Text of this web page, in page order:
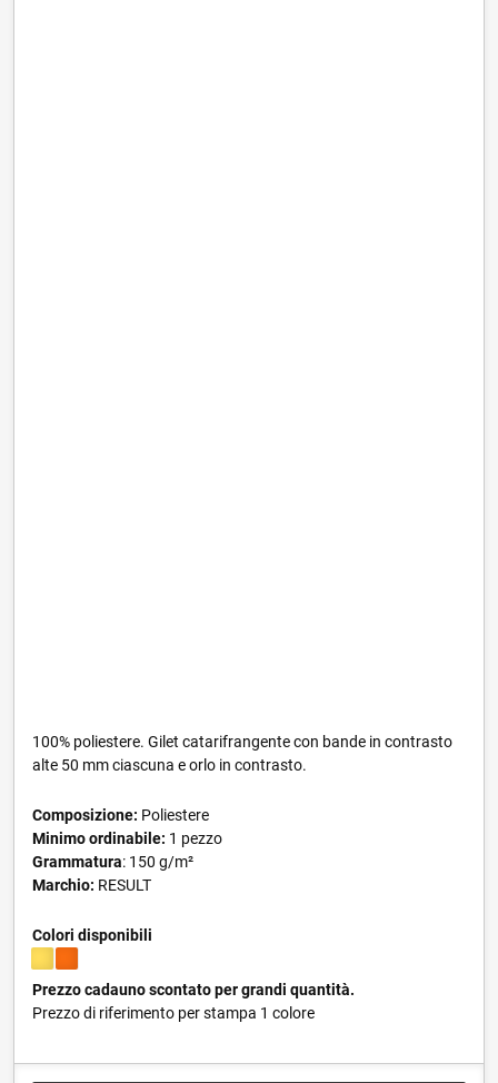
100% poliestere. Gilet catarifrangente con bande in contrasto
alte 50 mm ciascuna e orlo in contrasto.
Composizione: Poliestere
Minimo ordinabile: 1 pezzo
Grammatura: 150 g/m²
Marchio: RESULT
Colori disponibili
Prezzo cadauno scontato per grandi quantità.
Prezzo di riferimento per stampa 1 colore